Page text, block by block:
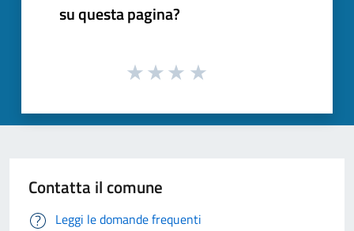
su questa pagina?
Contatta il comune
Leggi le domande frequenti